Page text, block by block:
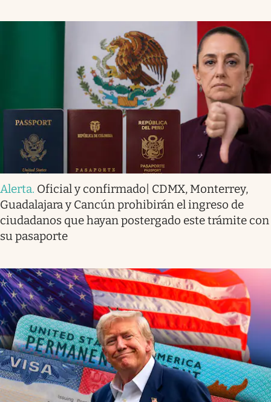
Alerta. Oficial y confirmado| CDMX, Monterrey,
Guadalajara y Cancún prohibirán el ingreso de
ciudadanos que hayan postergado este trámite con
su pasaporte